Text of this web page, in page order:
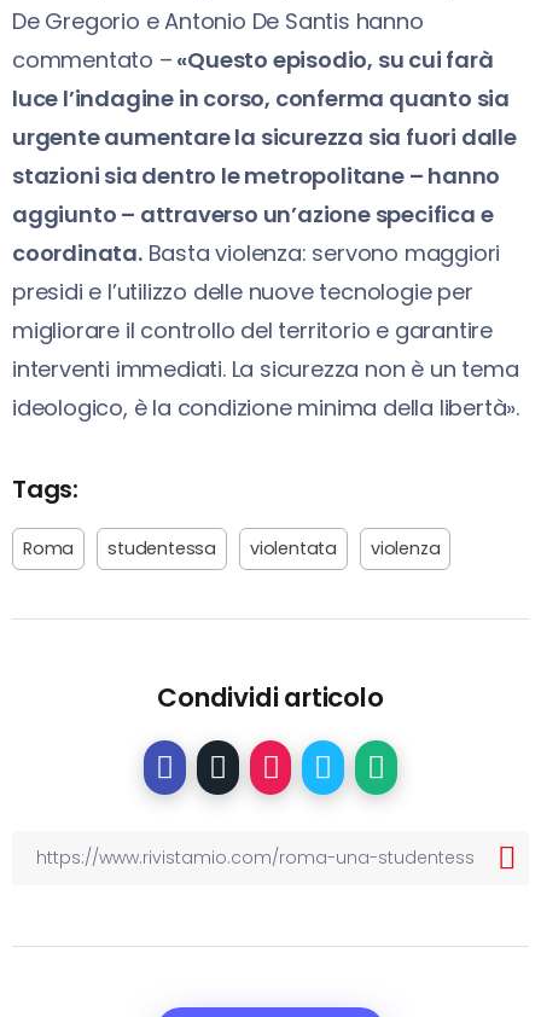
De Gregorio e Antonio De Santis hanno
commentato – «Questo episodio, su cui farà
luce l’indagine in corso, conferma quanto sia
urgente aumentare la sicurezza sia fuori dalle
stazioni sia dentro le metropolitane – hanno
aggiunto – attraverso un’azione specifica e
coordinata.Basta violenza: servono maggiori
presidi e l’utilizzo delle nuove tecnologie per
migliorare il controllo del territorio e garantire
interventi immediati. La sicurezza non è un tema
ideologico, è la condizione minima della libertà».
Tags:
Roma studentessa violentata violenza
Condividi articolo